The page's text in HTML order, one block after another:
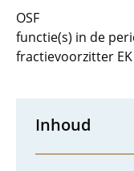
OSF
functie(s) in de
fractievoorzitter EK
Inhoud